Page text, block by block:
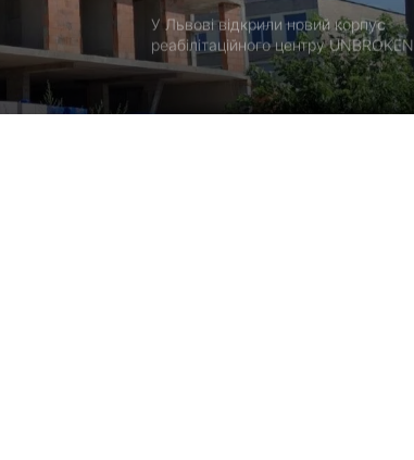
У Львові відкрили новий корпус
реабілітаційного центру UNBROKEN
Ukraine